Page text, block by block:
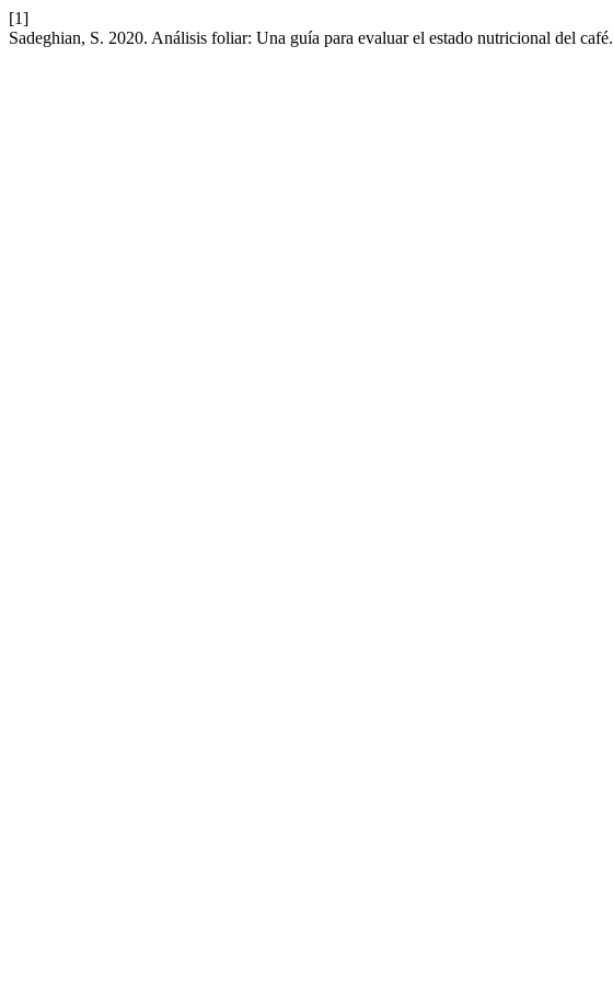
[1]
Sadeghian, S. 2020. Análisis foliar: Una guía para evaluar el estado nutricional del café.